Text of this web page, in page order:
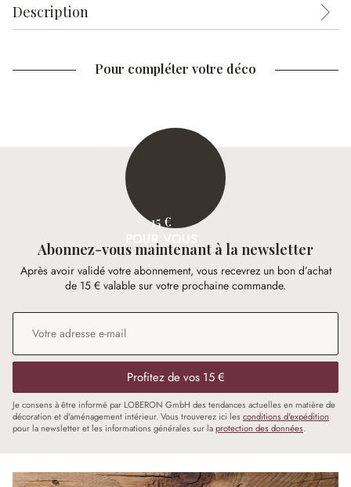
Description
Pour compléter votre déco
15 €
POUR VOUS
Abonnez-vous maintenant à la newsletter
Après avoir validé votre abonnement, vous recevrez un bon d’achat
de 15 € valable sur votre prochaine commande.
Adresse e-mail
Profitez de vos 15 €
Je consens à être informé par LOBERON GmbH des tendances actuelles en matière de
décoration et d'aménagement intérieur. Vous trouverez ici les conditions d'expédition
pour la newsletter et les informations générales sur laprotection des données.